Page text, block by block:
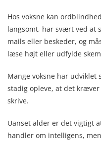
Hos voksne kan
langsomt, har svært ved at
mails eller beskeder, og
læse højt eller udfylde
Mange voksne har udviklet
stadig opleve, at det
skrive.
Uanset alder er det vigtigt
handler om intelligens,